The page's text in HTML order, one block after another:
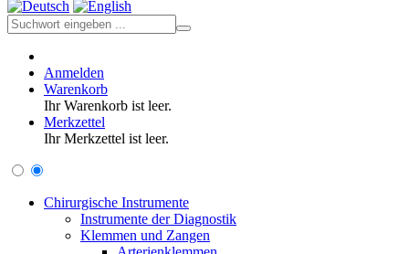
Anmelden
Warenkorb
Ihr Warenkorb ist leer.
Merkzettel
Ihr Merkzettel ist leer.
Chirurgische Instrumente
Instrumente der Diagnostik
Klemmen und Zangen